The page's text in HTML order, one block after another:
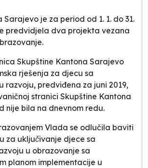
je za period od 1. 1. do 31.
predvidjela dva projekta vezana
Skupštine Kantona Sarajevo
rješenja za djecu sa
razvoju, predviđena za juni 2019,
stranici Skupštine Kantona
nije bila na dnevnom redu.
Vlada se odlučila baviti
za uključivanje djece sa
u obrazovanje sa
planom implementacije u